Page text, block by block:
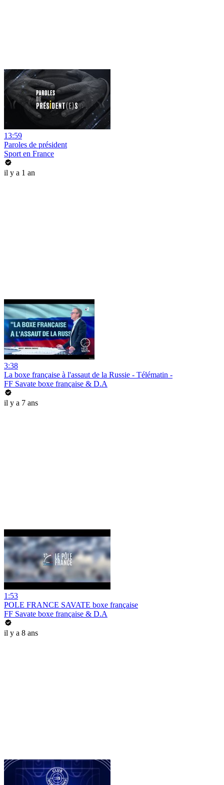
13:59
Paroles de président
Sport en France
il y a 1 an
3:38
La boxe française à l'assaut de la Russie - Télématin -
FF Savate boxe française & D.A
il y a 7 ans
1:53
POLE FRANCE SAVATE boxe française
FF Savate boxe française & D.A
il y a 8 ans